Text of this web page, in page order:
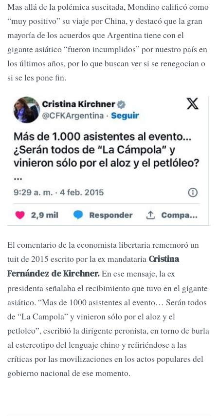
Mas allá de la polémica suscitada, Mondino calificó como
“muy positivo” su viaje por China, y destacó que la gran
mayoría de los acuerdos que Argentina tiene con el
gigante asiático “fueron incumplidos” por nuestro país en
los últimos años, por lo que buscan ver si se renegocian o
si se les pone fin.
El comentario de la economista libertaria rememoró un
tuit de 2015 escrito por la ex mandataria Cristina
Fernández de Kirchner.En ese mensaje, la ex
presidenta señalaba el recibimiento que tuvo en el gigante
asiático. “Mas de 1000 asistentes al evento… Serán todos
de “La Campola” y vinieron sólo por el aloz y el
petloleo”, escribió la dirigente peronista, en torno de burla
al estereotipo del lenguaje chino y refiriéndose a las
críticas por las movilizaciones en los actos populares del
gobierno nacional de ese momento.